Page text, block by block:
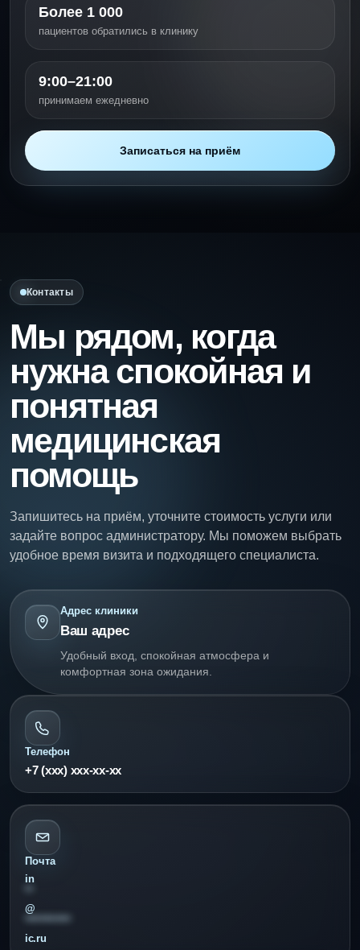
Более 1 000
пациентов обратились в клинику
9:00–21:00
принимаем ежедневно
Записаться на приём
Контакты
Мы рядом, когда
нужна спокойная и
понятная
медицинская
помощь
Запишитесь на приём, уточните стоимость услуги или
задайте вопрос администратору. Мы поможем выбрать
удобное время визита и подходящего специалиста.
Адрес клиники
Ваш адрес
Удобный вход, спокойная атмосфера и
комфортная зона ожидания.
Телефон
+7 (ххх) ххх-хх-хх
Почта
in
@
************
ic.ru